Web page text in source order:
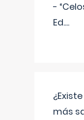
-
Ed....
más